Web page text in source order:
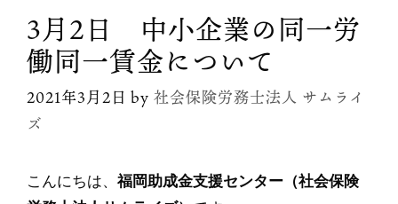
3月2日 中小企業の同一労
働同一賃金について
2021年3月2日 by 社会保険労務士法人 サムライ
ズ
こんにちは、福岡助成金支援センター（社会保険